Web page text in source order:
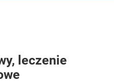
leczenie